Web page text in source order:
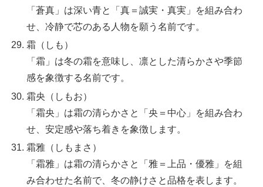
「蒼真」は深い青と「真＝誠実・真実」を組み合わ
せ、冷静で芯のある人物を願う名前です。
霜（しも）
「霜」は冬の霜を意味し、凛とした清らかさや季節
感を象徴する名前です。
霜央（しもお）
「霜央」は霜の清らかさと「央＝中心」を組み合わ
せ、安定感や落ち着きを象徴します。
霜雅（しもまさ）
「霜雅」は霜の清らかさと「雅＝上品・優雅」を組
み合わせた名前で、冬の静けさと品格を表します。